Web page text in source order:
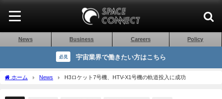
News Business Careers Policy
必見 宇宙業界で働きたい方はこちら
ホーム News H3ロケット7号機、HTV-X1号機の軌道投入に成功